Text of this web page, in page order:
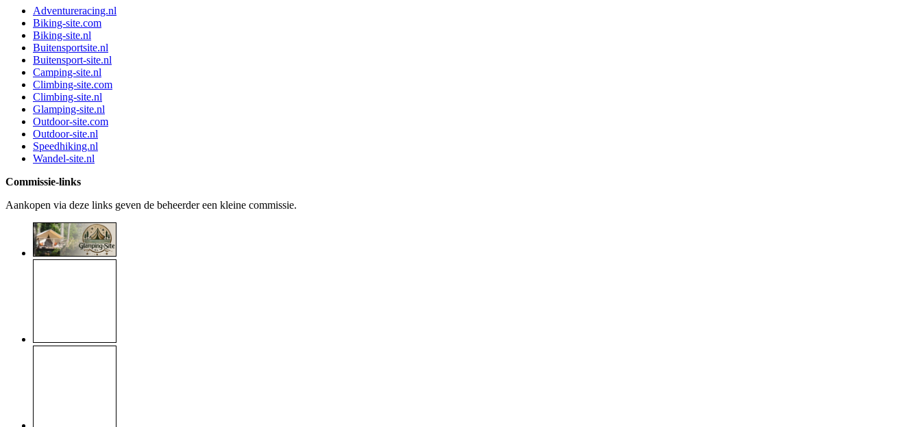
Adventureracing.nl
Biking-site.com
Biking-site.nl
Buitensportsite.nl
Buitensport-site.nl
Camping-site.nl
Climbing-site.com
Climbing-site.nl
Glamping-site.nl
Outdoor-site.com
Outdoor-site.nl
Speedhiking.nl
Wandel-site.nl
Commissie-links
Aankopen via deze links geven de beheerder een kleine commissie.